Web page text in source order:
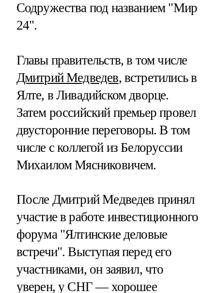
Содружества под названием "Мир
24".
Главы правительств, в том числе
Дмитрий Медведев, встретились в
Ялте, в Ливадийском дворце.
Затем российский премьер провел
двусторонние переговоры. В том
числе с коллегой из Белоруссии
Михаилом Мясниковичем.
После Дмитрий Медведев принял
участие в работе инвестиционного
форума "Ялтинские деловые
встречи". Выступая перед его
участниками, он заявил, что
уверен, у СНГ — хорошее